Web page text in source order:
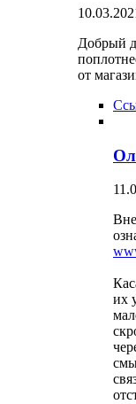
Добрый
от
их